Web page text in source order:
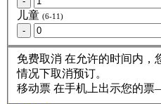
儿童 (6-11)
-
免费取消 在允许的时间内，
情况下取消预订。
移动票 在手机上出示您的票